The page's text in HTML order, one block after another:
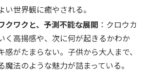
い世界観に癒やされる。
クワクと、予測不能な展開 ：クロウカ
く高揚感や、次に何が起きるかわか
感がたまらない。子供から大人まで、
魔法のような魅力が詰まっている。